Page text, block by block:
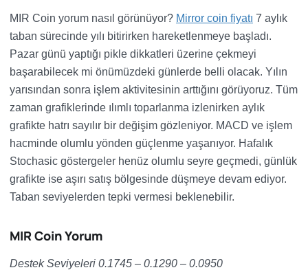
MIR Coin yorum nasıl görünüyor? Mirror coin fiyatı 7 aylık
taban sürecinde yılı bitirirken hareketlenmeye başladı.
Pazar günü yaptığı pikle dikkatleri üzerine çekmeyi
başarabilecek mi önümüzdeki günlerde belli olacak. Yılın
yarısından sonra işlem aktivitesinin arttığını görüyoruz. Tüm
zaman grafiklerinde ılımlı toparlanma izlenirken aylık
grafikte hatrı sayılır bir değişim gözleniyor. MACD ve işlem
hacminde olumlu yönden güçlenme yaşanıyor. Hafalık
Stochasic göstergeler henüz olumlu seyre geçmedi, günlük
grafikte ise aşırı satış bölgesinde düşmeye devam ediyor.
Taban seviyelerden tepki vermesi beklenebilir.
MIR Coin Yorum
Destek Seviyeleri 0.1745 – 0.1290 – 0.0950